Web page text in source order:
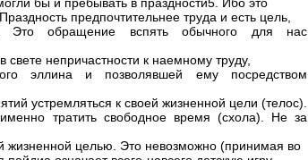
предпочтительнее труда и есть цель,
Это обращение вспять обычного для нас
свете непричастности к наемному труду,
эллина и позволявшей ему посредством
устремляться к своей жизненной цели (телос).
тратить свободное время (схола). Не за
жизненной целью. Это невозможно (принимая во